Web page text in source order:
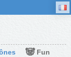
🐼 Fun